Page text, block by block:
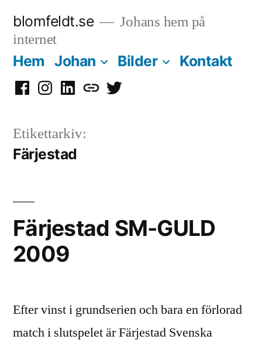
innehåll
blomfeldt.se
Johans hem på
internet
Hem Johan Bilder Kontakt
FacebookInstagram
LinkedInMastodon
Twitter
Etikettarkiv:
Färjestad
Färjestad SM-GULD
2009
Efter vinst i grundserien och bara en förlorad
match i slutspelet är Färjestad Svenska